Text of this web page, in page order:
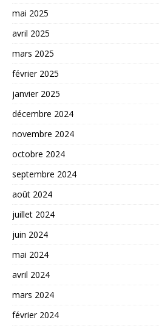
mai 2025
avril 2025
mars 2025
février 2025
janvier 2025
décembre 2024
novembre 2024
octobre 2024
septembre 2024
août 2024
juillet 2024
juin 2024
mai 2024
avril 2024
mars 2024
février 2024